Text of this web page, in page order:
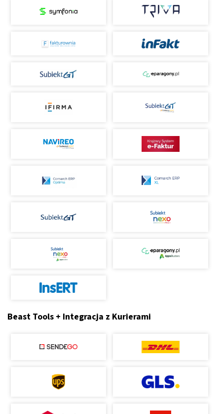
Beast Tools + Integracja z Kurierami